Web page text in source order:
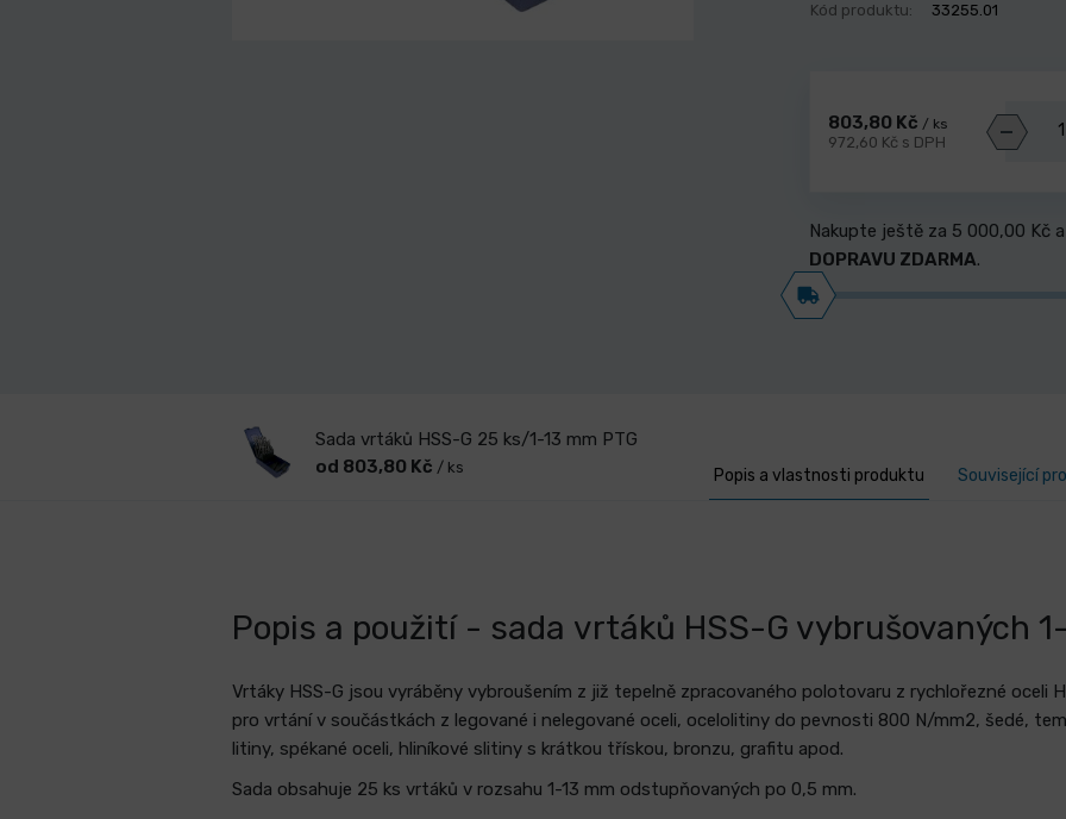
Kód produktu: 33255.01
803,80 Kč / ks
972,60 Kč s DPH
Nakupte ještě za 5 000,00 Kč
DOPRAVU ZDARMA.
Sada vrtáků HSS-G 25 ks/1-13 mm PTG
od 803,80 Kč / ks Popis a vlastnosti produktu Související
Popis a použití - sada vrtáků HSS-G vybrušovaných
Vrtáky HSS-G jsou vyráběny vybroušením z již tepelně zpracovaného polotovaru z rychlořezné oceli
pro vrtání v součástkách z legované i nelegované oceli, ocelolitiny do pevnosti 800 N/mm2, šedé,
litiny, spékané oceli, hliníkové slitiny s krátkou třískou, bronzu, grafitu apod.
Sada obsahuje 25 ks vrtáků v rozsahu 1-13 mm odstupňovaných po 0,5 mm.